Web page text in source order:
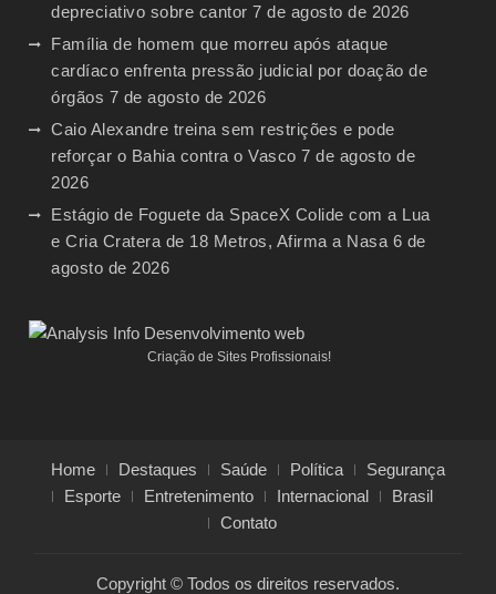
depreciativo sobre cantor 7 de agosto de 2026
Família de homem que morreu após ataque
cardíaco enfrenta pressão judicial por doação de
órgãos 7 de agosto de 2026
Caio Alexandre treina sem restrições e pode
reforçar o Bahia contra o Vasco 7 de agosto de
2026
Estágio de Foguete da SpaceX Colide com a Lua
e Cria Cratera de 18 Metros, Afirma a Nasa 6 de
agosto de 2026
Criação de Sites Profissionais!
Home Destaques Saúde Política
Segurança
Esporte
Entretenimento Internacional
Brasil
Contato
Copyright © Todos os direitos reservados.